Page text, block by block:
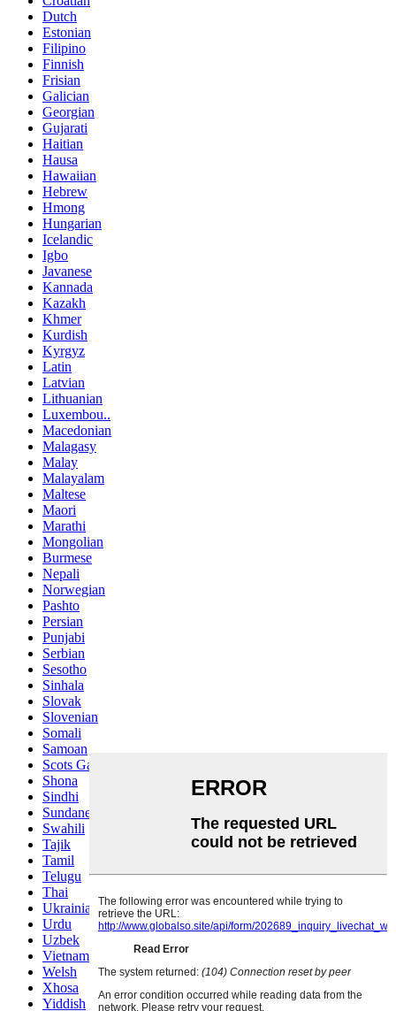
Dutch
Estonian
Filipino
Finnish
Frisian
Galician
Georgian
Gujarati
Haitian
Hausa
Hawaiian
Hebrew
Hmong
Hungarian
Icelandic
Igbo
Javanese
Kannada
Kazakh
Khmer
Kurdish
Kyrgyz
Latin
Latvian
Lithuanian
Luxembou..
Macedonian
Malagasy
Malay
Malayalam
Maltese
Maori
Marathi
Mongolian
Burmese
Nepali
Norwegian
Pashto
Persian
Punjabi
Serbian
Sesotho
Sinhala
Slovak
Slovenian
Somali
Samoan
Scots Gaelic
Shona
Sindhi
Sundanese
Swahili
Tajik
Tamil
Telugu
Thai
Ukrainian
Urdu
Uzbek
Vietnamese
Welsh
Xhosa
Yiddish